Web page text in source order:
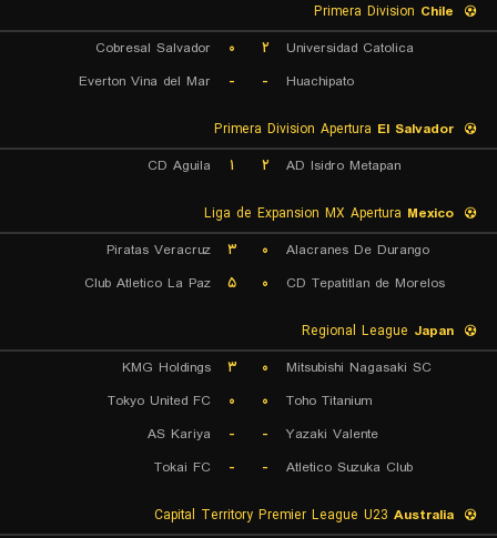
Chile
Universidad Catolica
۲ ۰
Cobresal Salvador
Huachipato
-
-
Everton Vina del Mar
El Salvador
AD Isidro Metapan
۲ ۱ CD Aguila
Mexico
Alacranes De Durango
۰ ۳
Piratas Veracruz
CD Tepatitlan de Morelos
۰ ۵ Club Atletico La Paz
Japan
Mitsubishi Nagasaki SC
۰ ۳
KMG Holdings
Toho Titanium
۰ ۰
Tokyo United FC
Yazaki Valente
-
-
AS Kariya
Atletico Suzuka Club
-
-
Tokai FC
Australia